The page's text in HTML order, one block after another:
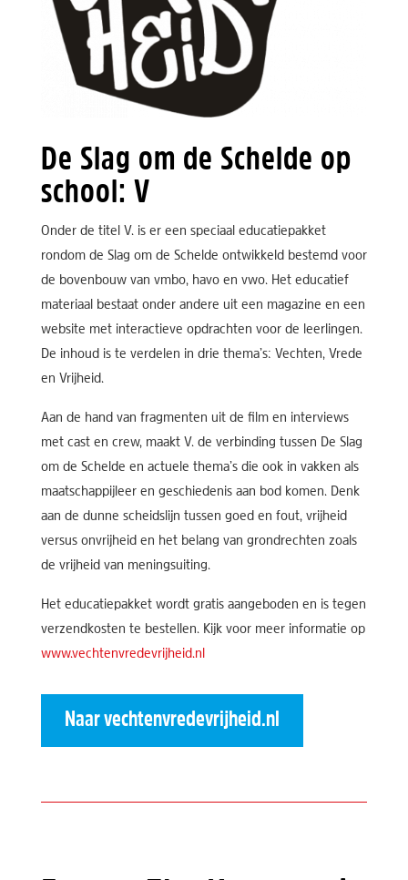
De Slag om de Schelde op
school: V
Onder de titel V. is er een speciaal educatiepakket
rondom de Slag om de Schelde ontwikkeld bestemd voor
de bovenbouw van vmbo, havo en vwo. Het educatief
materiaal bestaat onder andere uit een magazine en een
website met interactieve opdrachten voor de leerlingen.
De inhoud is te verdelen in drie thema’s: Vechten, Vrede
en Vrijheid.
Aan de hand van fragmenten uit de film en interviews
met cast en crew, maakt V. de verbinding tussen De Slag
om de Schelde en actuele thema’s die ook in vakken als
maatschappijleer en geschiedenis aan bod komen. Denk
aan de dunne scheidslijn tussen goed en fout, vrijheid
versus onvrijheid en het belang van grondrechten zoals
de vrijheid van meningsuiting.
Het educatiepakket wordt gratis aangeboden en is tegen
verzendkosten te bestellen. Kijk voor meer informatie op
www.vechtenvredevrijheid.nl
Naar vechtenvredevrijheid.nl